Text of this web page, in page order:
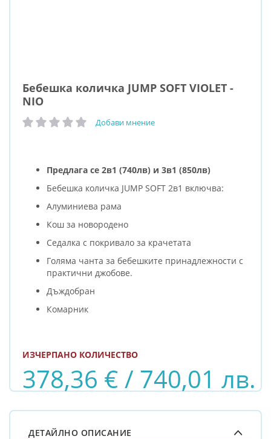
Бебешка количка JUMP SOFT VIOLET -
NIO
рейтинг: Добави мнение
Предлага се 2в1 (740лв) и 3в1 (850лв)
Бебешка количка JUMP SOFT 2в1 включва:
Алуминиева рама
Кош за новородено
Седалка с покривало за крачетата
Голяма чанта за бебешките принадлежности с
практични джобове.
Дъждобран
Комарник
378,36 € / 740,01 лв.
ИЗЧЕРПАНО КОЛИЧЕСТВО
ДЕТАЙЛНО ОПИСАНИЕ